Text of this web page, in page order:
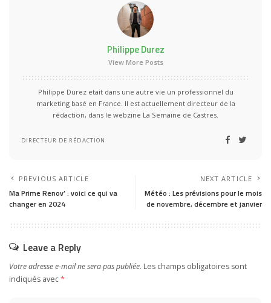
Philippe Durez
View More Posts
Philippe Durez etait dans une autre vie un professionnel du
marketing basé en France. Il est actuellement directeur de la
rédaction, dans le webzine La Semaine de Castres.
DIRECTEUR DE RÉDACTION
PREVIOUS ARTICLE
Ma Prime Renov’ : voici ce qui va
changer en 2024
NEXT ARTICLE
Météo : Les prévisions pour le mois
de novembre, décembre et janvier
Leave a Reply
Votre adresse e-mail ne sera pas publiée. Les champs obligatoires sont
indiqués avec*